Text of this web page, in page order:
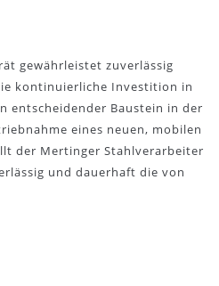
gewährleistet zuverlässig
kontinuierliche Investition in
entscheidender Baustein in der
eines neuen, mobilen
der Mertinger Stahlverarbeiter
und dauerhaft die von